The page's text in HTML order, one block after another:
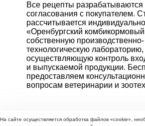
Все рецепты разрабатываются
согласования с покупателем.
рассчитывается
«Оренбургский
собственную производственно-
технологическую лабораторию,
осуществляющую контроль
и выпускаемой продукции.
предоставляем
вопросам ветеринарии и
На сайте осуществляется обработка файлов «cookie»,